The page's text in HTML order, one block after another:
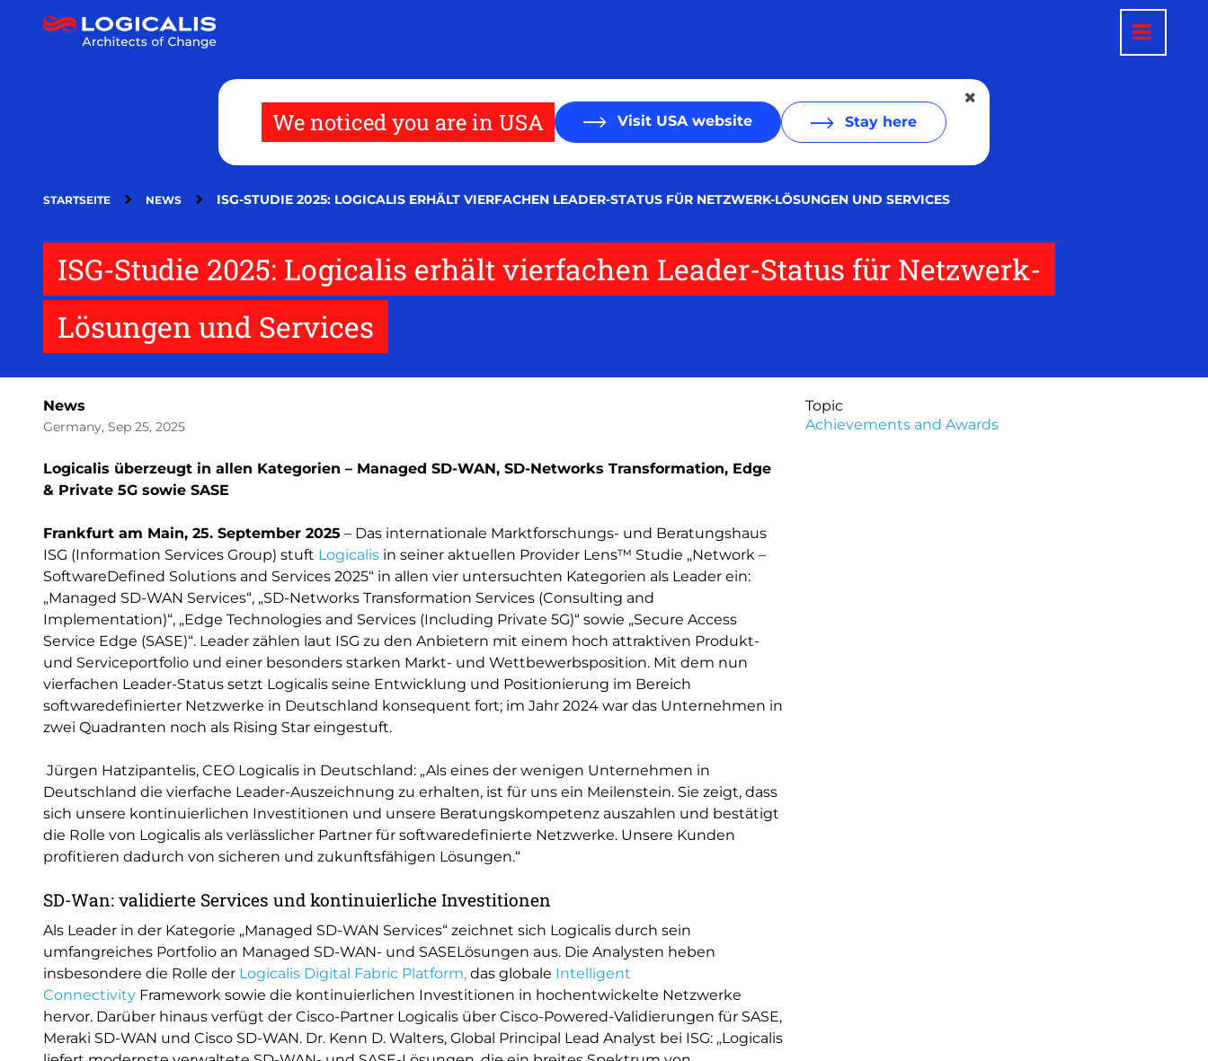
We noticed you are in USA Visit USA website Stay here
STARTSEITE NEWS ISG-STUDIE 2025: LOGICALIS ERHÄLT VIERFACHEN LEADER-STATUS FÜR NETZWERK-LÖSUNGEN UND SERVICES
ISG-Studie 2025: Logicalis erhält vierfachen Leader-Status für Netzwerk-
Lösungen und Services
News
Germany, Sep 25, 2025
Logicalis überzeugt in allen Kategorien – Managed SD-WAN, SD-Networks Transformation, Edge
& Private 5G sowie SASE
Frankfurt am Main, 25. September 2025 – Das internationale Marktforschungs- und Beratungshaus
ISG (Information Services Group) stuft Logicalis in seiner aktuellen Provider Lens™ Studie „Network –
SoftwareDefined Solutions and Services 2025“ in allen vier untersuchten Kategorien als Leader ein:
„Managed SD-WAN Services“, „SD-Networks Transformation Services (Consulting and
Implementation)“, „Edge Technologies and Services (Including Private 5G)“ sowie „Secure Access
Service Edge (SASE)“. Leader zählen laut ISG zu den Anbietern mit einem hoch attraktiven Produkt-
und Serviceportfolio und einer besonders starken Markt- und Wettbewerbsposition. Mit dem nun
vierfachen Leader-Status setzt Logicalis seine Entwicklung und Positionierung im Bereich
softwaredefinierter Netzwerke in Deutschland konsequent fort; im Jahr 2024 war das Unternehmen in
zwei Quadranten noch als Rising Star eingestuft.
Jürgen Hatzipantelis, CEO Logicalis in Deutschland: „Als eines der wenigen Unternehmen in
Deutschland die vierfache Leader-Auszeichnung zu erhalten, ist für uns ein Meilenstein. Sie zeigt, dass
sich unsere kontinuierlichen Investitionen und unsere Beratungskompetenz auszahlen und bestätigt
die Rolle von Logicalis als verlässlicher Partner für softwaredefinierte Netzwerke. Unsere Kunden
profitieren dadurch von sicheren und zukunftsfähigen Lösungen.“
SD-Wan: validierte Services und kontinuierliche Investitionen
Als Leader in der Kategorie „Managed SD-WAN Services“ zeichnet sich Logicalis durch sein
umfangreiches Portfolio an Managed SD-WAN- und SASELösungen aus. Die Analysten heben
insbesondere die Rolle der Logicalis Digital Fabric Platform, das globale Intelligent
Connectivity Framework sowie die kontinuierlichen Investitionen in hochentwickelte Netzwerke
hervor. Darüber hinaus verfügt der Cisco-Partner Logicalis über Cisco-Powered-Validierungen für SASE,
Meraki SD-WAN und Cisco SD-WAN. Dr. Kenn D. Walters, Global Principal Lead Analyst bei ISG: „Logicalis
Topic
Achievements and Awards